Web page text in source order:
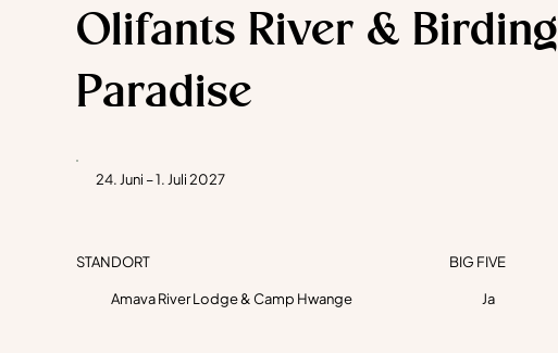
Olifants River & Birding
Paradise
24. Juni – 1. Juli 2027
STANDORT
Amava River Lodge & Camp Hwange
BIG FIVE
Ja